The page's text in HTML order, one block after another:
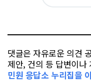
댓글은 자유로운 의견
제안, 건의 등 답변이나
민원 응답소 누리집을